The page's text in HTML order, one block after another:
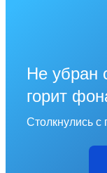
Не убран
горит
Столкнулись